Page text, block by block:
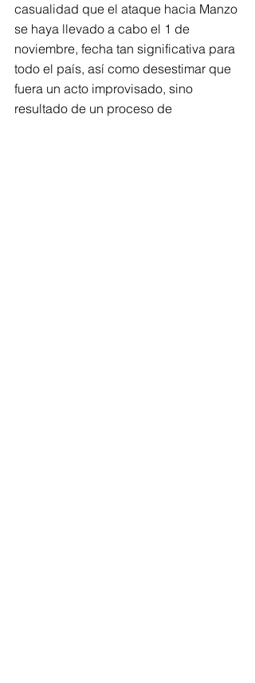
casualidad que el ataque hacia Manzo
se haya llevado a cabo el 1 de
noviembre, fecha tan significativa para
todo el país, así como desestimar que
fuera un acto improvisado, sino
resultado de un proceso de